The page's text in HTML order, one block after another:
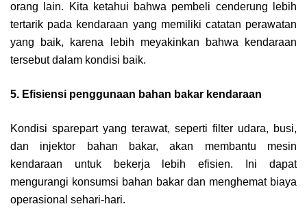
orang lain. Kita ketahui bahwa pembeli cenderung lebih
tertarik pada kendaraan yang memiliki catatan perawatan
yang baik, karena lebih meyakinkan bahwa kendaraan
tersebut dalam kondisi baik.
5. Efisiensi penggunaan bahan bakar kendaraan
Kondisi sparepart yang terawat, seperti filter udara, busi,
dan injektor bahan bakar, akan membantu mesin
kendaraan untuk bekerja lebih efisien. Ini dapat
mengurangi konsumsi bahan bakar dan menghemat biaya
operasional sehari-hari.